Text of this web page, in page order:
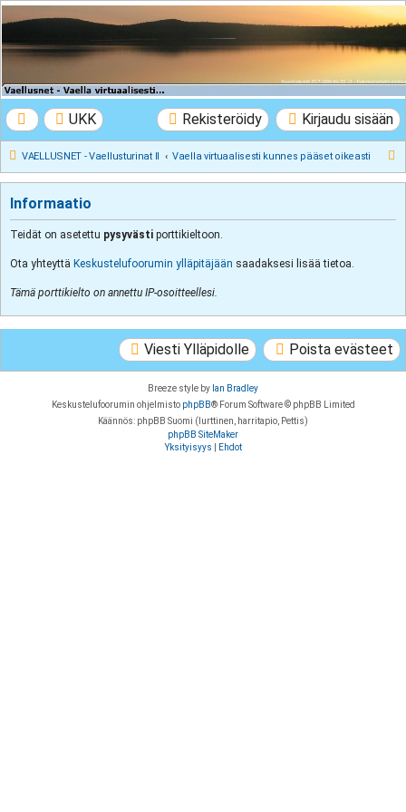
VAELLUSNET -
Vaellusturinat II
UKK Kirjaudu sisään
Rekisteröidy
VAELLUSNET - Vaellusturinat II Vaella virtuaalisesti kunnes pääset oikeasti
Informaatio
Teidät on asetettu pysyvästi porttikieltoon.
Ota yhteyttä Keskustelufoorumin ylläpitäjään saadaksesi lisää tietoa.
Tämä porttikielto on annettu IP-osoitteellesi.
Poista evästeet
Viesti Ylläpidolle
Breeze style by Ian Bradley
Keskustelufoorumin ohjelmisto phpBB® Forum Software © phpBB Limited
Käännös: phpBB Suomi (lurttinen, harritapio, Pettis)
phpBB SiteMaker
Yksityisyys
Ehdot